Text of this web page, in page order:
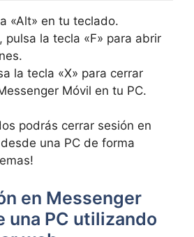
«Alt» en tu teclado.
pulsa la tecla‍ «F» para ⁢abrir
la tecla «X» para‌ cerrar
Móvil⁢ en tu PC.
podrás ⁣cerrar sesión en
una PC ​de forma⁢
en Messenger
una PC ​utilizando